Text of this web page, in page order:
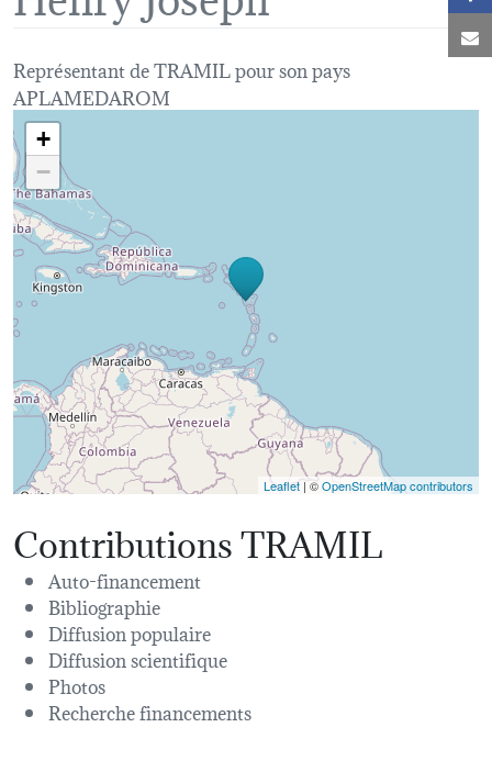
Représentant de TRAMIL pour son pays
APLAMEDAROM
Loading map...
+
−
Leaflet | ©OpenStreetMap contributors
Contributions TRAMIL
Auto-financement
Bibliographie
Diffusion populaire
Diffusion scientifique
Photos
Recherche financements